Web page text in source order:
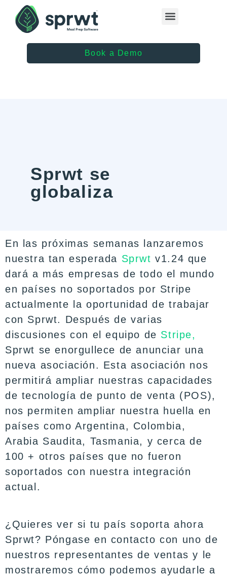
Book a Demo
Sprwt se
globaliza
En las próximas semanas lanzaremos
nuestra tan esperada Sprwt v1.24 que
dará a más empresas de todo el mundo
en países no soportados por Stripe
actualmente la oportunidad de trabajar
con Sprwt. Después de varias
discusiones con el equipo de Stripe,
Sprwt se enorgullece de anunciar una
nueva asociación. Esta asociación nos
permitirá ampliar nuestras capacidades
de tecnología de punto de venta (POS),
nos permiten ampliar nuestra huella en
países como Argentina, Colombia,
Arabia Saudita, Tasmania, y cerca de
100 + otros países que no fueron
soportados con nuestra integración
actual.
¿Quieres ver si tu país soporta ahora
Sprwt? Póngase en contacto con uno de
nuestros representantes de ventas y le
mostraremos cómo podemos ayudarle a